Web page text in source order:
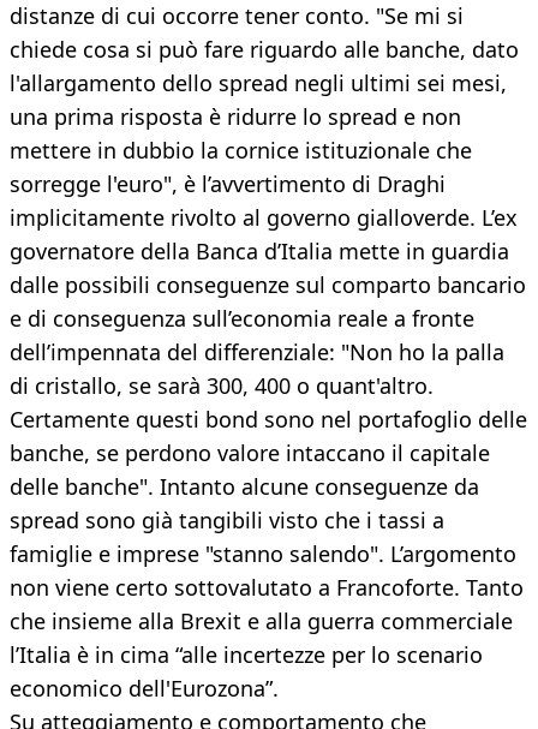
distanze di cui occorre tener conto. "Se mi si
chiede cosa si può fare riguardo alle banche, dato
l'allargamento dello spread negli ultimi sei mesi,
una prima risposta è ridurre lo spread e non
mettere in dubbio la cornice istituzionale che
sorregge l'euro", è l’avvertimento di Draghi
implicitamente rivolto al governo gialloverde. L’ex
governatore della Banca d’Italia mette in guardia
dalle possibili conseguenze sul comparto bancario
e di conseguenza sull’economia reale a fronte
dell’impennata del differenziale: "Non ho la palla
di cristallo, se sarà 300, 400 o quant'altro.
Certamente questi bond sono nel portafoglio delle
banche, se perdono valore intaccano il capitale
delle banche". Intanto alcune conseguenze da
spread sono già tangibili visto che i tassi a
famiglie e imprese "stanno salendo". L’argomento
non viene certo sottovalutato a Francoforte. Tanto
che insieme alla Brexit e alla guerra commerciale
l’Italia è in cima “alle incertezze per lo scenario
economico dell'Eurozona”.
Su atteggiamento e comportamento che